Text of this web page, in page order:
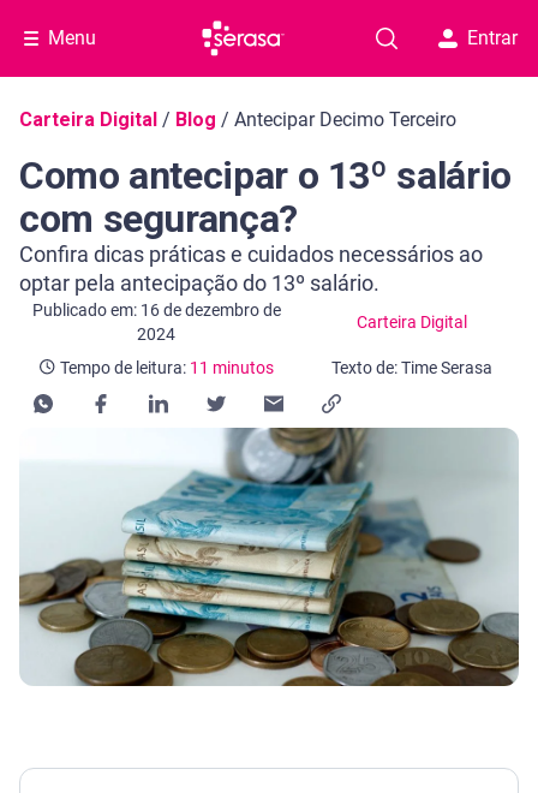
Menu Entrar
Navegação do blog
Carteira Digital / Blog / Antecipar Decimo Terceiro
Como antecipar o 13º salário
com segurança?
Confira dicas práticas e cuidados necessários ao
optar pela antecipação do 13º salário.
Publicado em: 16 de dezembro de
2024
Carteira Digital
Categoria Carteira Digital
Tempo de leitura: 11 minutos
Tempo de leitura: 11 minutos
Texto de: Time Serasa